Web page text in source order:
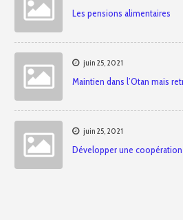
Les pensions alimentaires
juin 25, 2021
Maintien dans l’Otan mais
juin 25, 2021
Développer une